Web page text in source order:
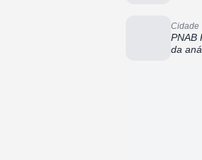
Cidade
PNAB
da